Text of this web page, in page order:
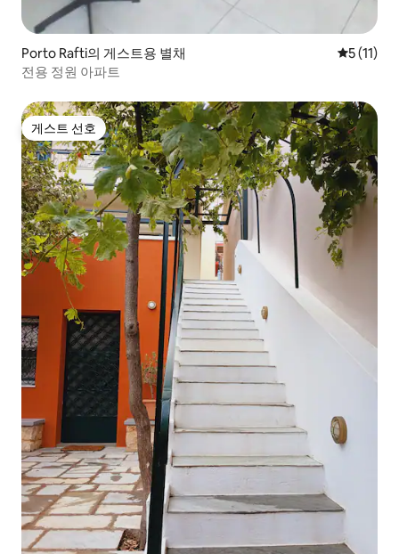
Porto Rafti의 게스트용 별채 평점 5점
5 (11)
전용 정원 아파트
게스트 선호
게스트 선호